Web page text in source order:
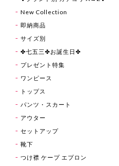
New Collection
即納商品
サイズ別
✤七五三✤お誕生日✤
プレゼント特集
ワンピース
トップス
パンツ・スカート
アウター
セットアップ
靴下
つけ襟 ケープ エプロン